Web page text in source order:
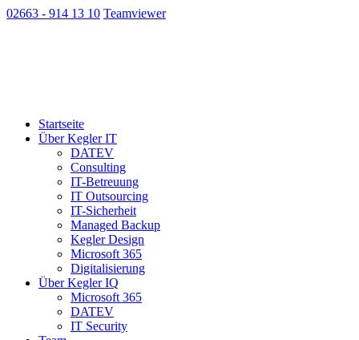
02663 - 914 13 10 Teamviewer
Startseite
Über Kegler IT
DATEV
Consulting
IT-Betreuung
IT Outsourcing
IT-Sicherheit
Managed Backup
Kegler Design
Microsoft 365
Digitalisierung
Über Kegler IQ
Microsoft 365
DATEV
IT Security